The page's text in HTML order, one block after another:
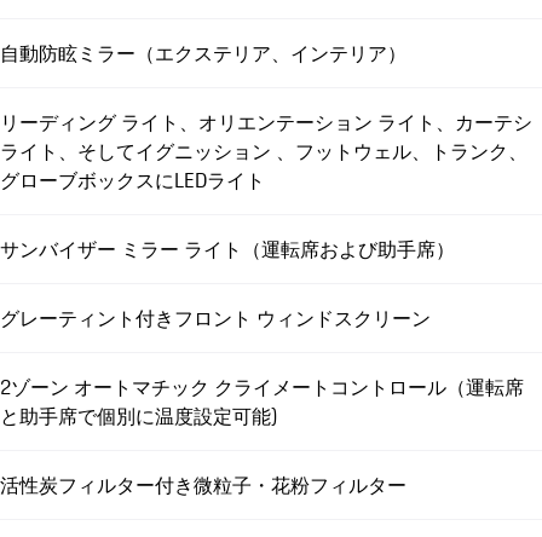
自動防眩ミラー（エクステリア、インテリア）
リーディング ライト、オリエンテーション ライト、カーテシ
ライト、そしてイグニッション 、フットウェル、トランク、
グローブボックスにLEDライト
サンバイザー ミラー ライト（運転席および助手席）
グレーティント付きフロント ウィンドスクリーン
2ゾーン オートマチック クライメートコントロール（運転席
と助手席で個別に温度設定可能)
活性炭フィルター付き微粒子・花粉フィルター